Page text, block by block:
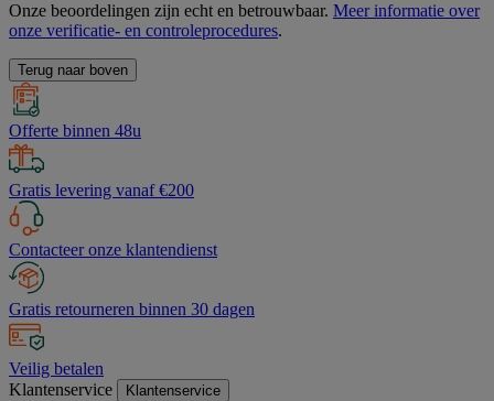
Onze beoordelingen zijn echt en betrouwbaar. Meer informatie over
onze verificatie- en controleprocedures.
Terug naar boven
Offerte binnen 48u
Gratis levering vanaf €200
Contacteer onze klantendienst
Gratis retourneren binnen 30 dagen
Veilig betalen
Klantenservice
Klantenservice